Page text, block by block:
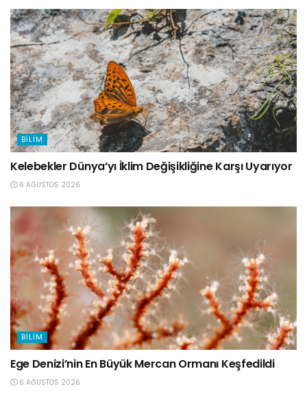
BILIM
Kelebekler Dünya’yı İklim Değişikliğine Karşı Uyarıyor
6 AĞUSTOS 2026
BILIM
Ege Denizi’nin En Büyük Mercan Ormanı Keşfedildi
6 AĞUSTOS 2026